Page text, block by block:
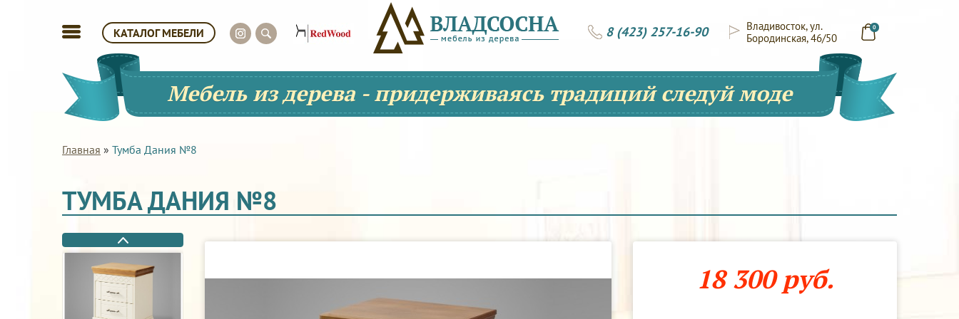
КАТАЛОГ МЕБЕЛИ 0
Владивосток, ул.
Бородинская, 46/50
8 (423) 257-16-90
Мебель из дерева - придерживаясь традиций следуй моде
Главная » Тумба Дания №8
ТУМБА ДАНИЯ №8
18 300 руб.